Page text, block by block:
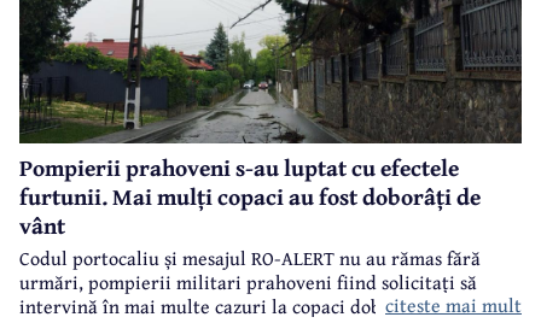
Pompierii prahoveni s-au luptat cu efectele
furtunii. Mai mulți copaci au fost doborâți de
vânt
Codul portocaliu și mesajul RO-ALERT nu au rămas fără
urmări, pompierii militari prahoveni fiind solicitați să
intervină în mai multe cazuri la copaci doborâți în urma
citeste mai mult